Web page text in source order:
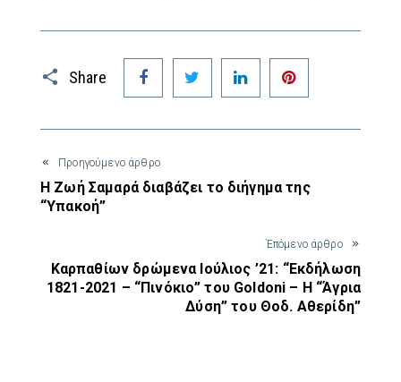
Share
Facebook Twitter LinkedIn
Προηγούμενο άρθρο
Η Ζωή Σαμαρά διαβάζει το διήγημα της
“Υπακοή”
Έπόμενο άρθρο
Καρπαθίων δρώμενα Ιούλιος ’21: “Εκδήλωση
1821-2021 – “Πινόκιο” του Goldoni – Η “Άγρια
Δύση” του Θοδ. Αθερίδη”